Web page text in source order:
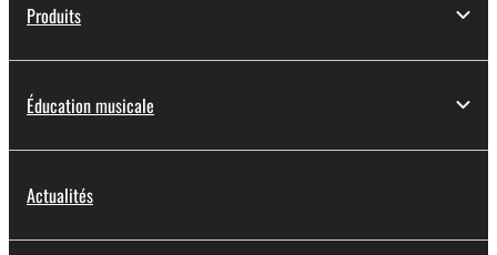
Produits
Éducation musicale
Actualités